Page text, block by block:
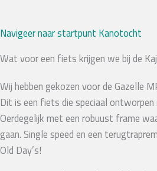
Navigeer naar startpunt Kanotocht
Wat voor een fiets krijgen we bij de
Wij hebben gekozen voor de Gazelle
Dit is een fiets die speciaal ontworpen
Oerdegelijk met een robuust frame
gaan. Single speed en een
Old Day’s!